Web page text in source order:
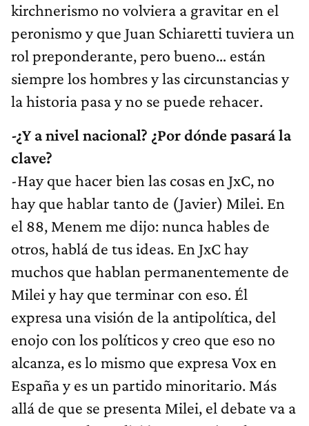
kirchnerismo no volviera a gravitar en el
peronismo y que Juan Schiaretti tuviera un
rol preponderante, pero bueno… están
siempre los hombres y las circunstancias y
la historia pasa y no se puede rehacer.
-¿Y a nivel nacional? ¿Por dónde pasará la
clave?
-Hay que hacer bien las cosas en JxC, no
hay que hablar tanto de (Javier) Milei. En
el 88, Menem me dijo: nunca hables de
otros, hablá de tus ideas. En JxC hay
muchos que hablan permanentemente de
Milei y hay que terminar con eso. Él
expresa una visión de la antipolítica, del
enojo con los políticos y creo que eso no
alcanza, es lo mismo que expresa Vox en
España y es un partido minoritario. Más
allá de que se presenta Milei, el debate va a